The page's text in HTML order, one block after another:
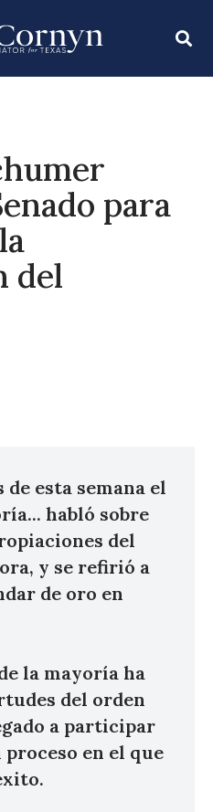
para
del
esta semana el
habló sobre
del
y se refirió a
de oro en
la mayoría ha
del orden
a participar
en el que